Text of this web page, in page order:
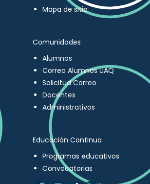
Mapa de sitio
Comunidades
Alumnos
Correo Alumnos UAQ
Solicitud Correo
Docentes
Administrativos
Educación Continua
Programas educativos
Convocatorias